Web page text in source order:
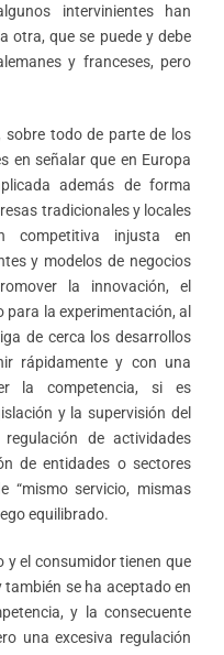
intervinientes han
otra, que se puede y debe
y franceses, pero
sobre todo de parte de los
en señalar que en Europa
además de forma
tradicionales y locales
competitiva injusta en
y modelos de negocios
la innovación, el
la experimentación, al
de cerca los desarrollos
rápidamente y con una
la competencia, si es
y la supervisión del
de actividades
de entidades o sectores
“mismo servicio, mismas
equilibrado.
y el consumidor tienen que
se ha aceptado en
y la consecuente
una excesiva regulación